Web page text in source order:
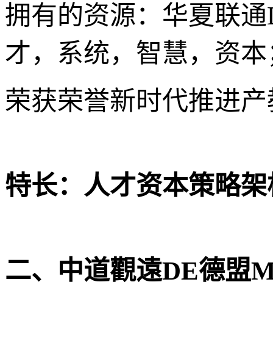
拥有的资源：华夏联
才，系统，智慧，资本
荣获荣誉新时代推进
特长：人才资本策略
二、中道觀遠DE德盟